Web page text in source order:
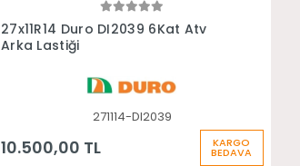
Sepete Ekle
27x11R14 Duro DI2039 6Kat Atv
Arka Lastiği
271114-DI2039
10.500,00 TL KARGO
BEDAVA